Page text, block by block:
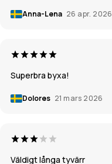
Anna-Lena 26 apr. 2026
Superbra byxa!
Dolores 21 mars 2026
Väldigt långa tyvärr